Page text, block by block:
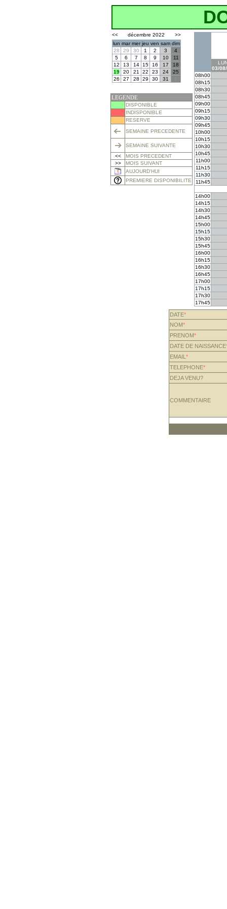
<< décembre 2022
>>
lun mar mer jeu ven sam dim
28
29 30 1 2 3
4
5
6 7 8 9 10
11
12
13 14 15 16 17
18
19
20 21 22 23 24
25
26
27 28 29 30 31
LEGENDE
DISPONIBLE
INDISPONIBLE
RESERVE
SEMAINE PRECEDENTE
SEMAINE SUIVANTE
<<
MOIS PRECEDENT
>>
MOIS SUIVANT
AUJOURD'HUI
PREMIERE DISPONIBILITE
03/
08h00
08h15
08h30
08h45
09h00
09h15
09h30
09h45
10h00
10h15
10h30
10h45
11h00
11h15
11h30
11h45
14h00
14h15
14h30
14h45
15h00
15h15
15h30
15h45
16h00
16h15
16h30
16h45
17h00
17h15
17h30
17h45
DATE*
NOM*
PRENOM*
DATE DE NAISSANCE
EMAIL *
TELEPHONE*
DEJA VENU?
COMMENTAIRE